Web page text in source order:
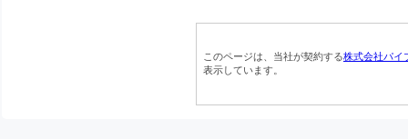
このページは、当社が契約する株式会社パイ
表示しています。